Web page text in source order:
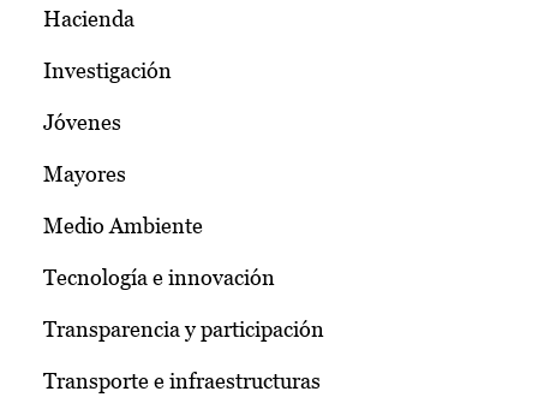
Hacienda
Investigación
Jóvenes
Mayores
Medio Ambiente
Tecnología e innovación
Transparencia y participación
Transporte e infraestructuras